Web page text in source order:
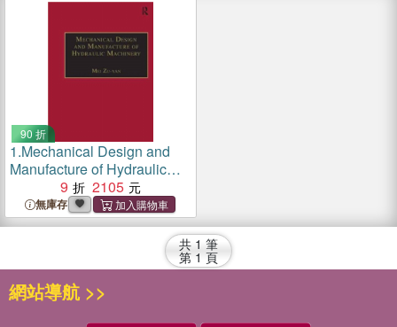
90 折
1.Mechanical Design and
Manufacture of Hydraulic
Machinery
9 2105
無庫存
共 1 筆
第 1 頁
網站導航 >>